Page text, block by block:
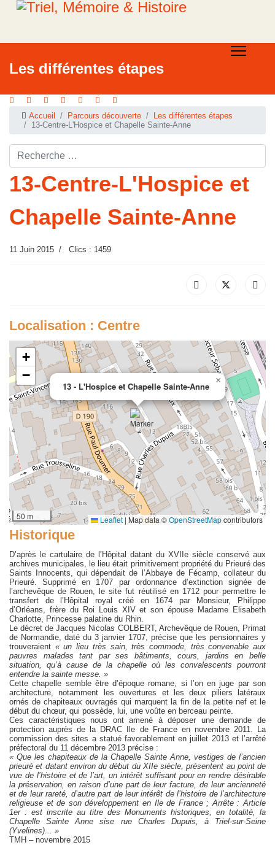
Les différentes étapes
Accueil Parcours découverte
Les différentes étapes
13-Centre-L'Hospice et Chapelle Sainte-Anne
Rechercher ...
13-Centre-L'Hospice et
Chapelle Sainte-Anne
11 Juin 2015 Clics : 1459
Localisation : Centre
13 - L'Hospice et Chapelle Sainte-Anne
×
+
−
50 m Leaflet |Map data ©OpenStreetMapcontributors
Historique
D’après le cartulaire de l’Hôpital datant du XVIIe siècle conservé aux
archives municipales, le lieu était primitivement propriété du Prieuré des
Saints Innocents, qui dépendait de l’Abbaye de Fécamp, collateur du
Prieuré. Supprimé en 1707 par ordonnance d’extinction signée de
l’archevêque de Rouen, le site fut réutilisé en 1712 pour permettre le
transfert de l’Hôpital royal créé en 1674 par Monsieur, Philippe
d’Orléans, frère du Roi Louis XIV et son épouse Madame Elisabeth
Charlotte, Princesse palatine du Rhin.
Le décret de Jacques Nicolas COLBERT, Archevêque de Rouen, Primat
de Normandie, daté du 3 janvier 1707, précise que les pensionnaires y
trouveraient « un lieu très sain, très commode, très convenable aux
pauvres malades tant par ses bâtiments, cours, jardins en belle
situation, qu’à cause de la chapelle où les convalescents pourront
entendre la sainte messe. »
Cette chapelle semble être d’époque romane, si l’on en juge par son
architecture, notamment les ouvertures et les deux piliers latéraux
ornés de chapiteaux ouvragés qui marquent la fin de la petite nef et le
début du chœur, qui possède, lui, une voûte en berceau peinte.
Ces caractéristiques nous ont amené à déposer une demande de
protection auprès de la DRAC Ile de France en novembre 2011. La
commission des sites a statué favorablement en juillet 2013 et l’arrêté
préfectoral du 11 décembre 2013 précise :
« Que les chapiteaux de la Chapelle Sainte Anne, vestiges de l’ancien
prieuré et datant environ du début du XIIe siècle, présentent au point de
vue de l’histoire et de l’art, un intérêt suffisant pour en rendre désirable
la préservation, en raison d’une part de leur facture, de leur ancienneté
et de leur rareté, d’autre part de leur intérêt de l’histoire de l’architecture
religieuse et de son développement en Ile de France ; Arrête : Article
1er : est inscrite au titre des Monuments historiques, en totalité, la
Chapelle Sainte Anne sise rue Charles Dupuis, à Triel-sur-Seine
(Yvelines)... »
TMH – novembre 2015